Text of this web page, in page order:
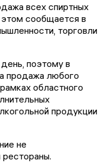
всех спиртных
сообщается в
торговли
поэтому в
продажа любого
областного
продукции
не
рестораны.